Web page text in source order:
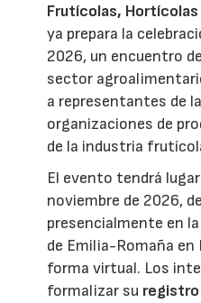
Frutícolas, Hortícolas
ya prepara la
2026, un encuentro
sector
a representantes de
organizaciones de
de la industria
El evento tendrá
noviembre de 2026,
presencialmente en
de Emilia-Romaña en
forma virtual. Los
formalizar su registro